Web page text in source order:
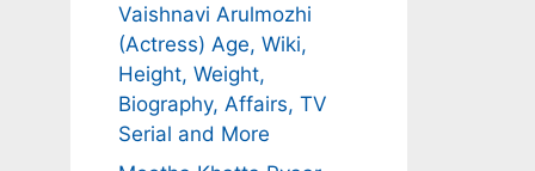
Vaishnavi Arulmozhi
(Actress) Age, Wiki,
Height, Weight,
Biography, Affairs, TV
Serial and More